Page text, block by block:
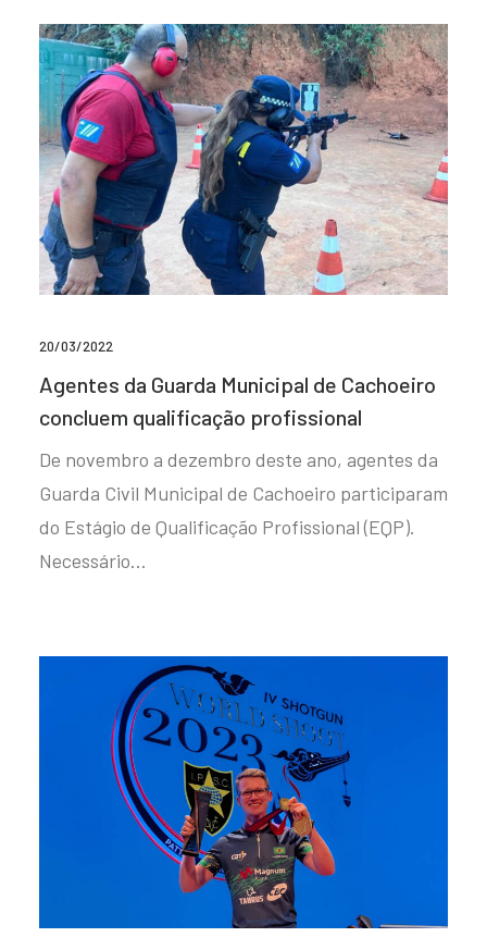
20/03/2022
Agentes da Guarda Municipal de Cachoeiro
concluem qualificação profissional
De novembro a dezembro deste ano, agentes da
Guarda Civil Municipal de Cachoeiro participaram
do Estágio de Qualificação Profissional (EQP).
Necessário…